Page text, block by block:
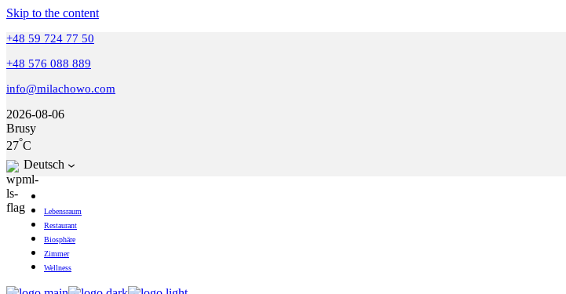
Skip to the content
+48 59 724 77 50
+48 576 088 889
info@milachowo.com
2026-08-06
Brusy
27°C
Deutsch
Lebensraum
Restaurant
Biosphäre
Zimmer
Wellness